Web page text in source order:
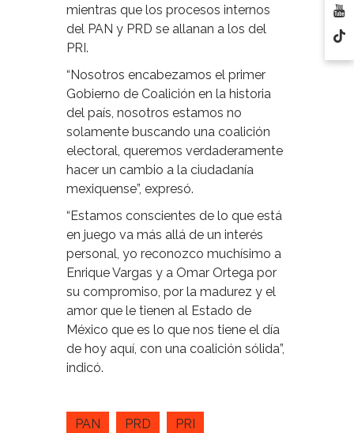
mientras que los procesos internos
del PAN y PRD se allanan a los del
PRI.
“Nosotros encabezamos el primer
Gobierno de Coalición en la historia
del país, nosotros estamos no
solamente buscando una coalición
electoral, queremos verdaderamente
hacer un cambio a la ciudadanía
mexiquense”, expresó.
“Estamos conscientes de lo que está
en juego va más allá de un interés
personal, yo reconozco muchísimo a
Enrique Vargas y a Omar Ortega por
su compromiso, por la madurez y el
amor que le tienen al Estado de
México que es lo que nos tiene el día
de hoy aquí, con una coalición sólida”,
indicó.
PAN PRD PRI